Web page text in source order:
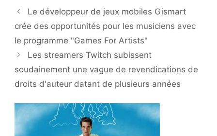
Le développeur de jeux mobiles Gismart
crée des opportunités pour les musiciens avec
le programme "Games For Artists"
Les streamers Twitch subissent
soudainement une vague de revendications de
droits d'auteur datant de plusieurs années